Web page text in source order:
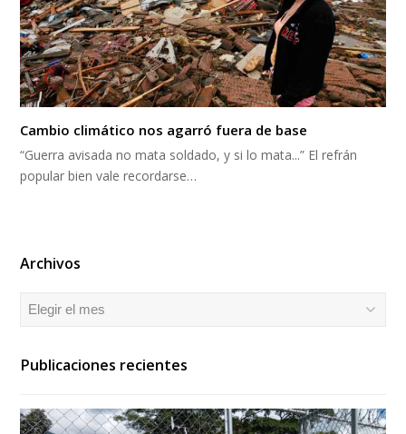
Cambio climático nos agarró fuera de base
“Guerra avisada no mata soldado, y si lo mata...” El refrán
popular bien vale recordarse…
Archivos
Archivos
Publicaciones recientes